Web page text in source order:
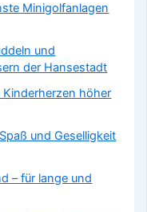
Minigolfanlagen
und
der Hansestadt
Kinderherzen höher
und Geselligkeit
– für lange und